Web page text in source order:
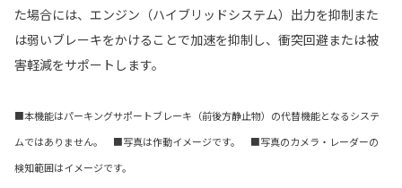
た場合には、エンジン（ハイブリッドシステム）出力を抑制また
は弱いブレーキをかけることで加速を抑制し、衝突回避または被
害軽減をサポートします。
■本機能はパーキングサポートブレーキ（前後方静止物）の代替機能となるシステ
ムではありません。 ■写真は作動イメージです。 ■写真のカメラ・レーダーの
検知範囲はイメージです。